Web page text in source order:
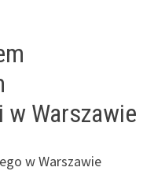
Warszawie
w Warszawie